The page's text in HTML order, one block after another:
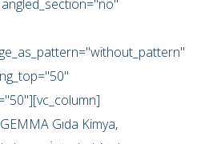
Gıda Kimya,